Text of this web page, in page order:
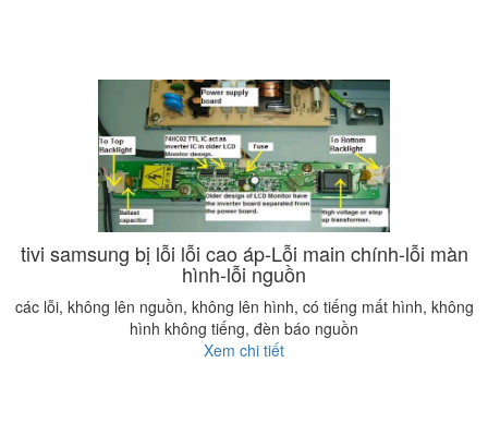
tivi samsung bị lỗi lỗi cao áp-Lỗi main chính-lỗi màn
hình-lỗi nguồn
các lỗi, không lên nguồn, không lên hình, có tiếng mất hình, không
hình không tiếng, đèn báo nguồn
Xem chi tiết